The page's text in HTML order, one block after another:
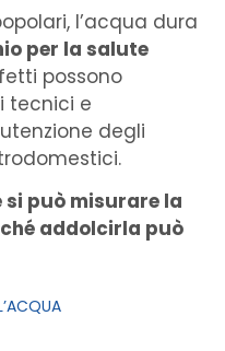
l’acqua dura
per la salute
possono
tecnici e
degli
si può misurare la
addolcirla può